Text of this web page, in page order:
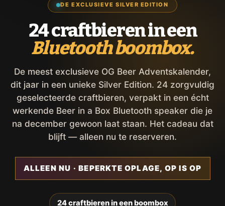
DE EXCLUSIEVE SILVER EDITION
24 craftbieren in een
Bluetooth boombox.
De meest exclusieve OG Beer Adventskalender,
dit jaar in een unieke Silver Edition. 24 zorgvuldig
geselecteerde craftbieren, verpakt in een écht
werkende Beer in a Box Bluetooth speaker die je
na december gewoon laat staan. Het cadeau dat
blijft — alleen nu te reserveren.
ALLEEN NU · BEPERKTE OPLAGE, OP IS OP
24 craftbieren in een boombox